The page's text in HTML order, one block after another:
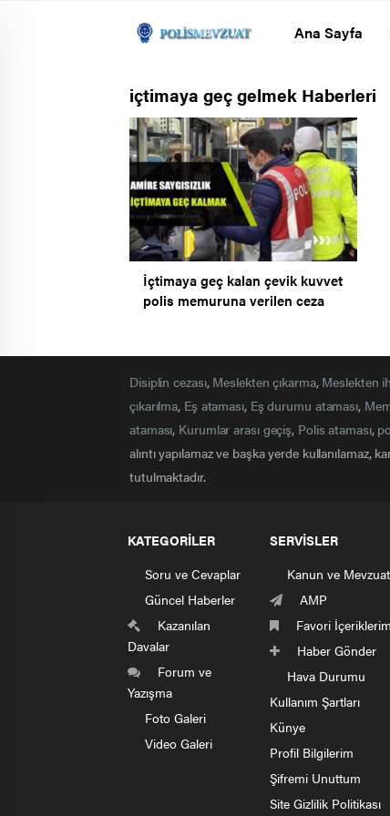
Ana Sayfa
içtimaya geç gelmek Haberleri
İçtimaya geç kalan çevik kuvvet
polis memuruna verilen ceza
Disiplin cezası, Meslekten çıkarma, Meslekten
çıkarılma, Eş ataması, Eş durumu ataması,
ataması, Kurumlar arası geçiş, Polis ataması,
alıntı yapılamaz ve başka yerde kullanılamaz,
tutulmaktadır.
KATEGORİLER
Soru ve Cevaplar
Güncel Haberler
Kazanılan
Davalar
Forum ve
Yazışma
Foto Galeri
Video Galeri
SERVİSLER
Kanun ve Mevzuat
AMP
Favori İçeriklerim
Haber Gönder
Hava Durumu
Kullanım Şartları
Künye
Profil Bilgilerim
Şifremi Unuttum
Site Gizlilik Politikası